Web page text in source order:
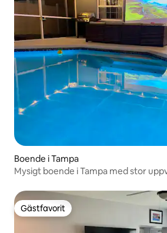
Boende i Tampa
Mysigt boende i Tampa med stor
Gästfavorit
Gästfavorit